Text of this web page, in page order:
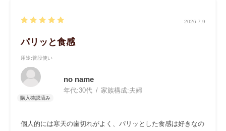
2026.7.9
パリッと食感
用途:普段使い
no name
年代:30代 家族構成:夫婦
個人的には寒天の歯切れがよく、パリッとした食感は好きなの